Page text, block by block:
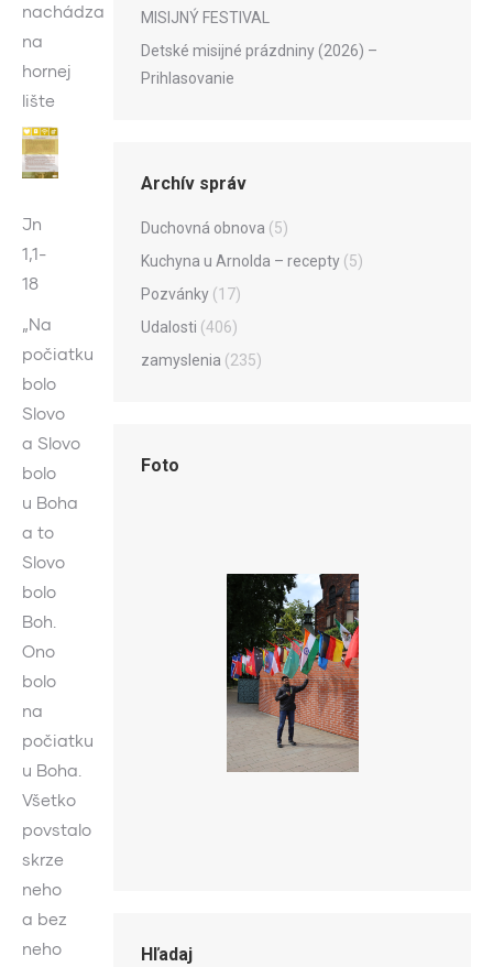
nachádza
na
hornej
lište
Jn
1,1-
18
„Na
počiatku
bolo
Slovo
a Slovo
bolo
u Boha
a to
Slovo
bolo
Boh.
Ono
bolo
na
počiatku
u Boha.
Všetko
povstalo
skrze
neho
a bez
neho
MISIJNÝ FESTIVAL
Detské misijné prázdniny (2026) –
Prihlasovanie
Archív správ
Duchovná obnova (5)
Kuchyna u Arnolda – recepty (5)
Pozvánky (17)
Udalosti (406)
zamyslenia (235)
Foto
Hľadaj